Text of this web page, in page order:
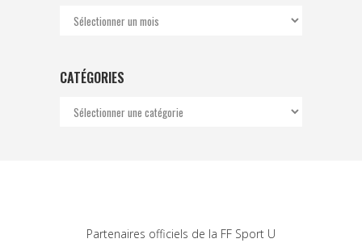
Archives
CATÉGORIES
Catégories
Partenaires officiels de la FF Sport U